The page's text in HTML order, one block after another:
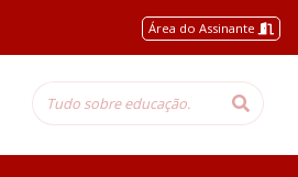
Área do Assinante